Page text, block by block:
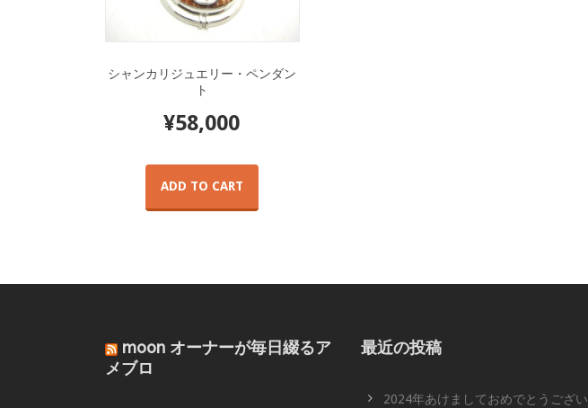
シャンカリジュエリー・ペンダン
ト
¥58,000
ADD TO CART
moon オーナーが毎日綴るア
メブロ
最近の投稿
2024年あけましておめでとうござい